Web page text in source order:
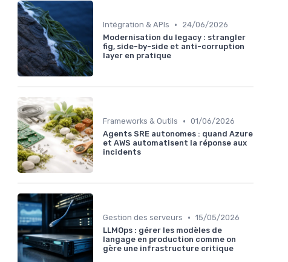
Intégration & APIs •
24/06/2026
Modernisation du legacy : strangler
fig, side-by-side et anti-corruption
layer en pratique
Frameworks & Outils • 01/06/2026
Agents SRE autonomes : quand Azure
et AWS automatisent la réponse aux
incidents
Gestion des serveurs • 15/05/2026
LLMOps : gérer les modèles de
langage en production comme on
gère une infrastructure critique